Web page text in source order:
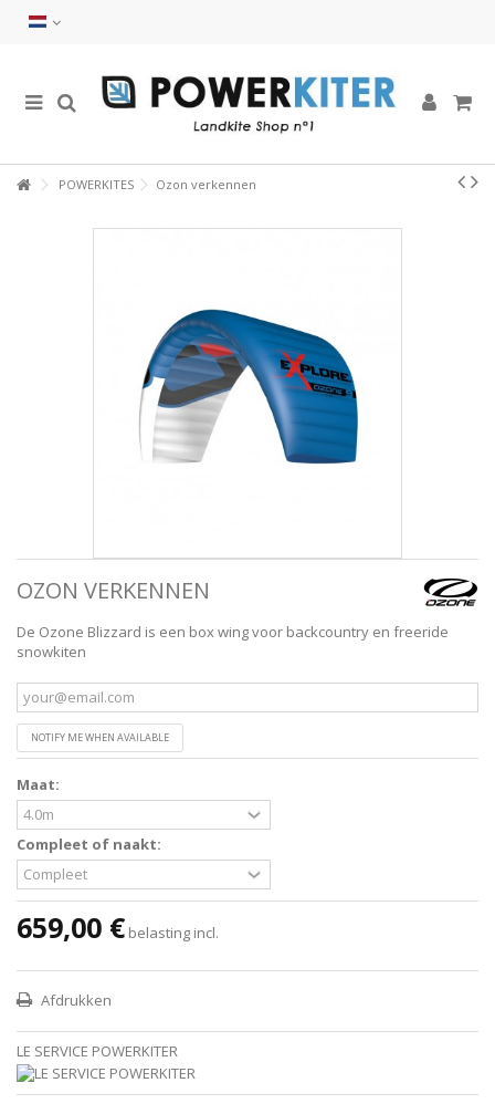
POWERKITES Ozon verkennen
OZON VERKENNEN
De Ozone Blizzard is een box wing voor backcountry en freeride
snowkiten
NOTIFY ME WHEN AVAILABLE
Maat:
Compleet of naakt:
659,00 € belasting incl.
Afdrukken
LE SERVICE POWERKITER